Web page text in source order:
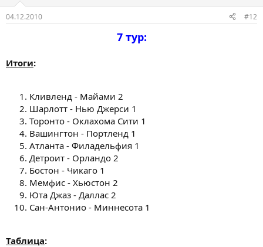
04.12.2010 #12
7 тур:
Итоги:
Кливленд - Майами 2
Шарлотт - Нью Джерси 1
Торонто - Оклахома Сити 1
Вашингтон - Портленд 1
Атланта - Филадельфия 1
Детроит - Орландо 2
Бостон - Чикаго 1
Мемфис - Хьюстон 2
Юта Джаз - Даллас 2
Сан-Антонио - Миннесота 1
Таблица: